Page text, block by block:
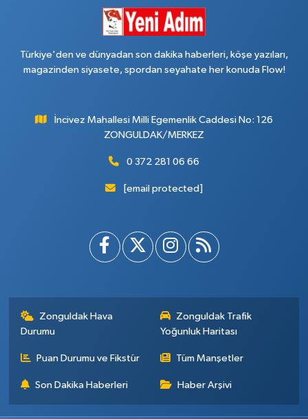
Türkiye'den ve dünyadan son dakika haberleri, köşe yazıları,
magazinden siyasete, spordan seyahate her konuda Flow!
İncivez Mahallesi Milli Egemenlik Caddesi No: 126
ZONGULDAK/MERKEZ
0 372 281 06 66
[email protected]
Zonguldak Hava
Durumu
Zonguldak Trafik
Yoğunluk Haritası
Puan Durumu ve Fikstür Tüm Manşetler
Son Dakika Haberleri Haber Arşivi